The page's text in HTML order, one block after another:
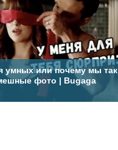
умных или почему мы так
фото | Bugaga